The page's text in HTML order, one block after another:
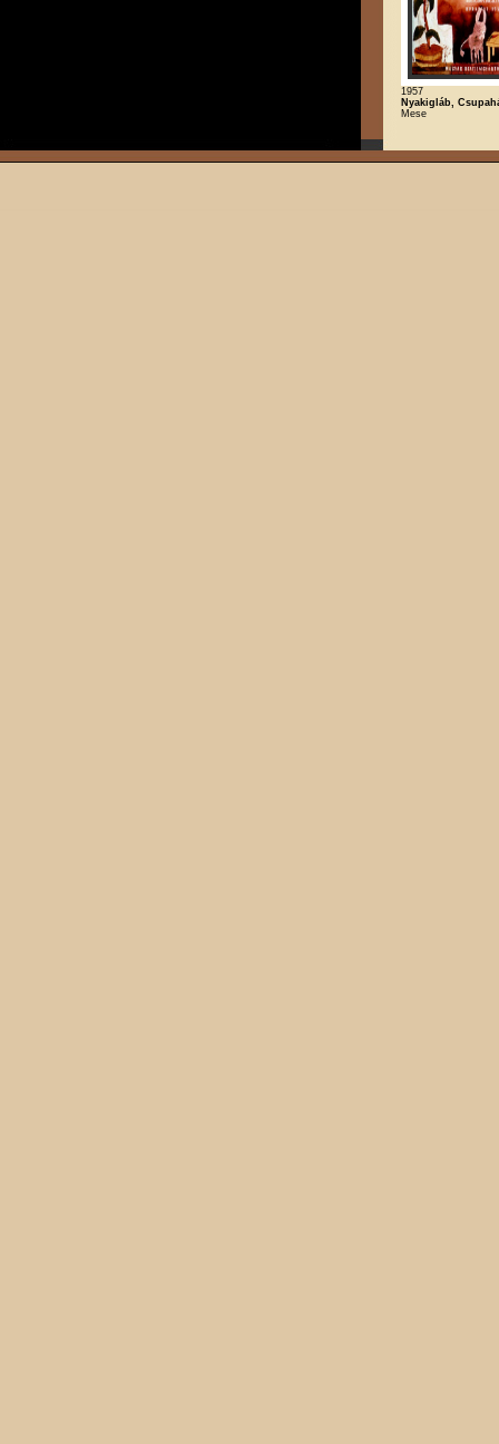
1957
Nyakigláb,
Mese